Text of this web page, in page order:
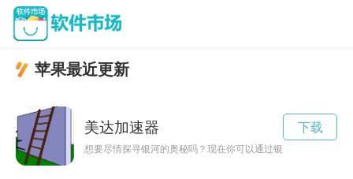
苹果最近更新
美达加速器
想要尽情探寻银河的奥秘吗？现在你可以通过银河加速器官网
下载